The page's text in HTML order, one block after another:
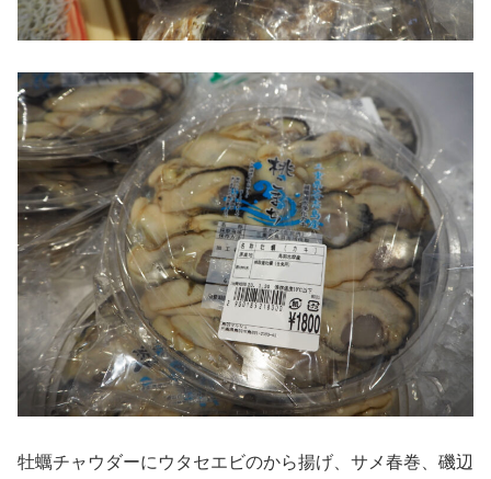
牡蠣チャウダーにウタセエビのから揚げ、サメ春巻、磯辺